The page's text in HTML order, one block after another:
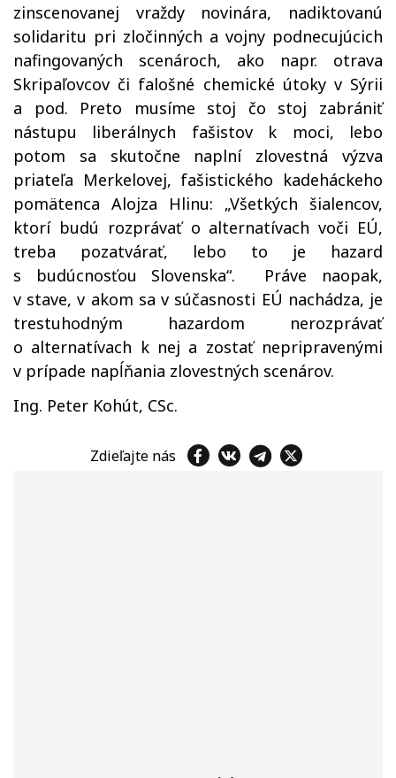
zinscenovanej vraždy novinára, nadiktovanú
solidaritu pri zločinných a vojny podnecujúcich
nafingovaných scenároch, ako napr. otrava
Skripaľovcov či falošné chemické útoky v Sýrii
a pod. Preto musíme stoj čo stoj zabrániť
nástupu liberálnych fašistov k moci, lebo
potom sa skutočne naplní zlovestná výzva
priateľa Merkelovej, fašistického kadeháckeho
pomätenca Alojza Hlinu: „Všetkých šialencov,
ktorí budú rozprávať o alternatívach voči EÚ,
treba pozatvárať, lebo to je hazard
s budúcnosťou Slovenska“. Práve naopak,
v stave, v akom sa v súčasnosti EÚ nachádza, je
trestuhodným hazardom nerozprávať
o alternatívach k nej a zostať nepripravenými
v prípade napĺňania zlovestných scenárov.
Ing. Peter Kohút, CSc.
Zdieľajte nás